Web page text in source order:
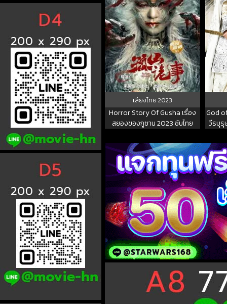
เสียงไทย 2023
Horror Story Of Gusha เรื่อง
สยองของกูซาน 2023 ซับไทย
God
วีรบุรุ